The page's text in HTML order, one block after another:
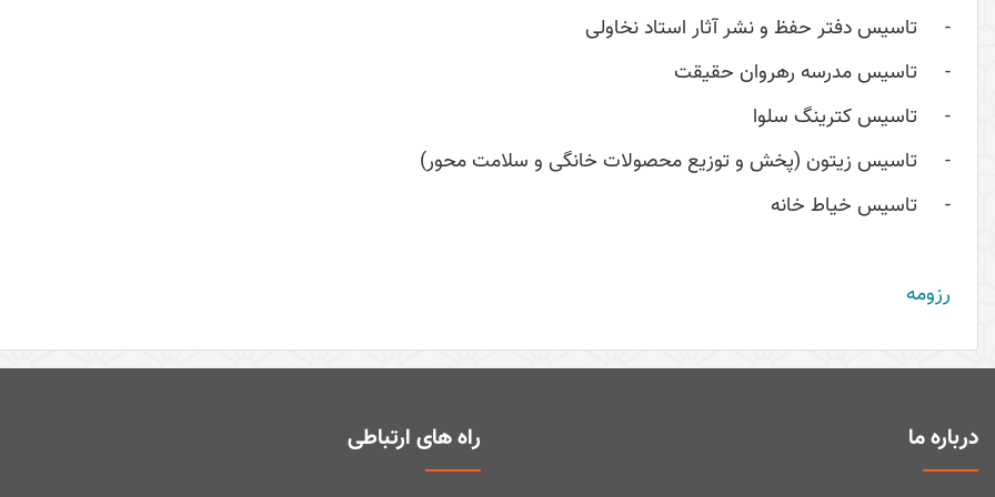
- تاسیس دفتر حفظ و نشر آثار استاد نخاولی
- تاسیس مدرسه رهروان حقیقت
- تاسیس کترینگ سلوا
- تاسیس زیتون (پخش و توزیع محصولات خانگی و سلامت محور)
- تاسیس خیاط خانه
رزومه
درباره ما راه های ارتباطی